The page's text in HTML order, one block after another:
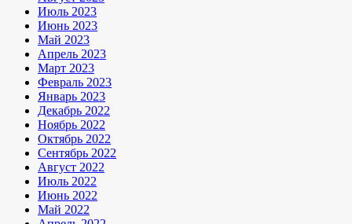
Июль 2023
Июнь 2023
Май 2023
Апрель 2023
Март 2023
Февраль 2023
Январь 2023
Декабрь 2022
Ноябрь 2022
Октябрь 2022
Сентябрь 2022
Август 2022
Июль 2022
Июнь 2022
Май 2022